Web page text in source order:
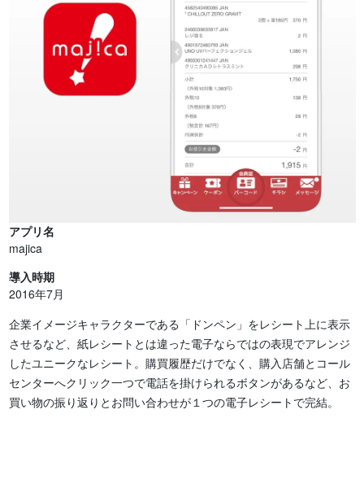
アプリ名
majica
導入時期
2016年7月
企業イメージキャラクターである「ドンペン」をレシート上に表示
させるなど、紙レシートとは違った電子ならではの表現でアレンジ
したユニークなレシート。購買履歴だけでなく、購入店舗とコール
センターへクリック一つで電話を掛けられるボタンがあるなど、お
買い物の振り返りとお問い合わせが１つの電子レシートで完結。